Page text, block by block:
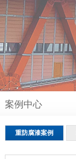
案例中心
重防腐漆案例